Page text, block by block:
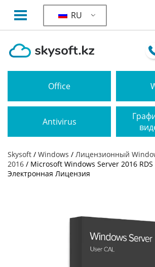
RU
Office
Antivirus
Skysoft / Windows / Лицензионный
2016 / Microsoft Windows Server 2016 RDS
Электронная Лицензия